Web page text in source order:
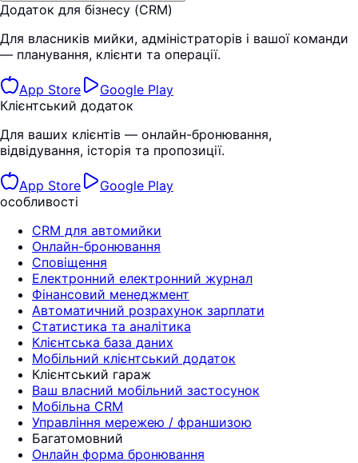
Додаток для бізнесу (CRM)
Для власників мийки, адміністраторів і вашої команди
— планування, клієнти та операції.
App Store
Google Play
Клієнтський додаток
Для ваших клієнтів — онлайн-бронювання,
відвідування, історія та пропозиції.
App Store
Google Play
особливості
CRM для автомийки
Онлайн-бронювання
Сповіщення
Електронний електронний журнал
Фінансовий менеджмент
Автоматичний розрахунок зарплати
Статистика та аналітика
Клієнтська база даних
Мобільний клієнтський додаток
Клієнтський гараж
Ваш власний мобільний застосунок
Мобільна CRM
Управління мережею / франшизою
Багатомовний
Онлайн форма бронювання